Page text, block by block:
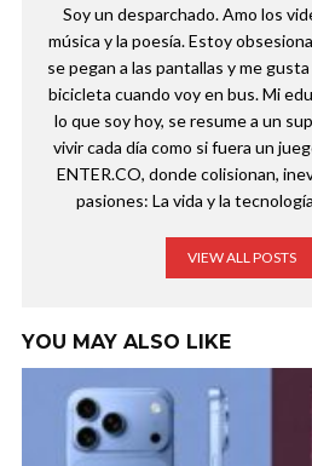
Soy un desparchado. Amo los
música y la poesía. Estoy
se pegan a las pantallas y me
bicicleta cuando voy en bus. Mi
lo que soy hoy, se resume a un
vivir cada día como si fuera un
ENTER.CO, donde colisionan,
pasiones: La vida y la
VIEW ALL POSTS
YOU MAY ALSO LIKE